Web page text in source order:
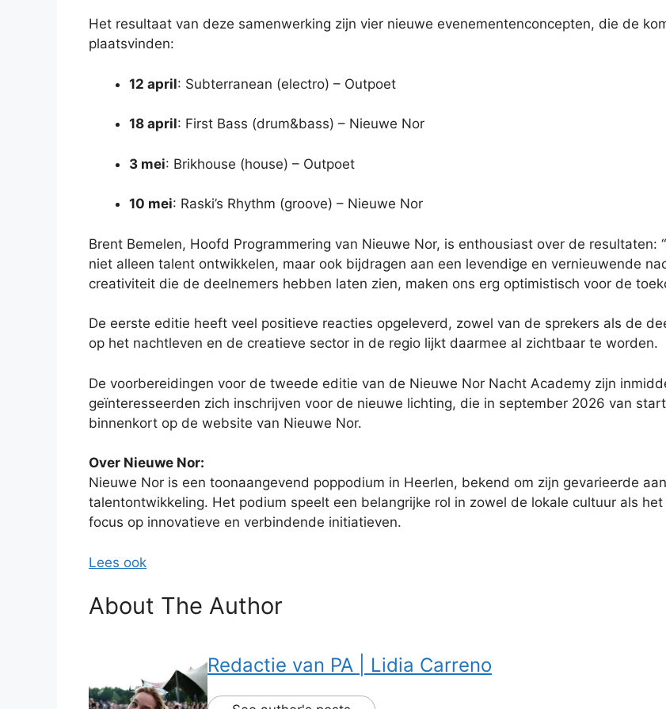
Het resultaat van deze samenwerking zijn vier nieuwe evenementenconcepten, die de
plaatsvinden:
12 april: Subterranean (electro) – Outpoet
18 april: First Bass (drum&bass) – Nieuwe Nor
3 mei: Brikhouse (house) – Outpoet
10 mei: Raski’s Rhythm (groove) – Nieuwe Nor
Brent Bemelen, Hoofd Programmering van Nieuwe Nor, is enthousiast over de
niet alleen talent ontwikkelen, maar ook bijdragen aan een levendige en vernieuwende
creativiteit die de deelnemers hebben laten zien, maken ons erg optimistisch voor de
De eerste editie heeft veel positieve reacties opgeleverd, zowel van de sprekers als de
op het nachtleven en de creatieve sector in de regio lijkt daarmee al zichtbaar te worden.
De voorbereidingen voor de tweede editie van de Nieuwe Nor Nacht Academy zijn
geïnteresseerden zich inschrijven voor de nieuwe lichting, die in september 2026 van
binnenkort op de website van Nieuwe Nor.
Over Nieuwe Nor:
Nieuwe Nor is een toonaangevend poppodium in Heerlen, bekend om zijn gevarieerde
talentontwikkeling. Het podium speelt een belangrijke rol in zowel de lokale cultuur als
focus op innovatieve en verbindende initiatieven.
Lees ook
About The Author
Redactie van PA | Lidia Carreno